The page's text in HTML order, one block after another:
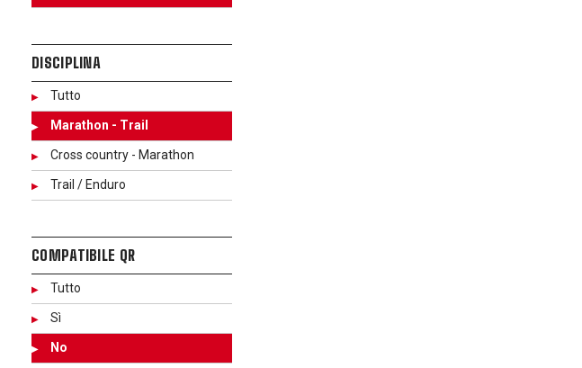
DISCIPLINA
Tutto
Marathon - Trail
Cross country - Marathon
Trail / Enduro
COMPATIBILE QR
Tutto
Sì
No